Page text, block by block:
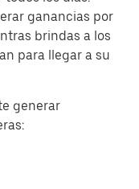
ganancias por
brindas a los
para llegar a su
generar